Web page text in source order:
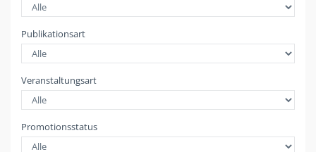
Publikationsart
Veranstaltungsart
Promotionsstatus